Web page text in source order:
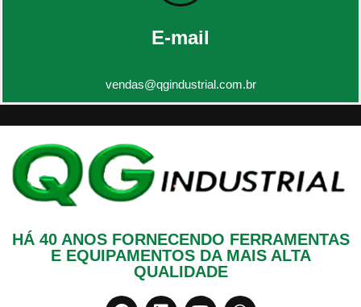
E-mail
vendas@qgindustrial.com.br
HÁ 40 ANOS FORNECENDO FERRAMENTAS
E EQUIPAMENTOS DA MAIS ALTA
QUALIDADE